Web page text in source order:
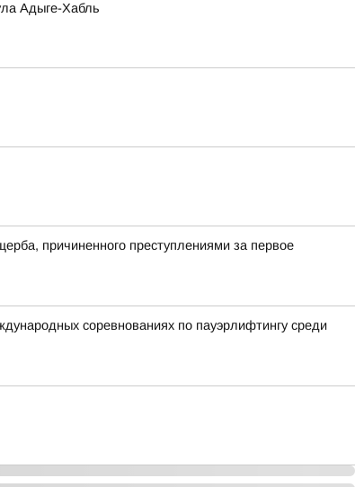
Адыге-Хабль
причиненного преступлениями за первое
соревнованиях по пауэрлифтингу среди